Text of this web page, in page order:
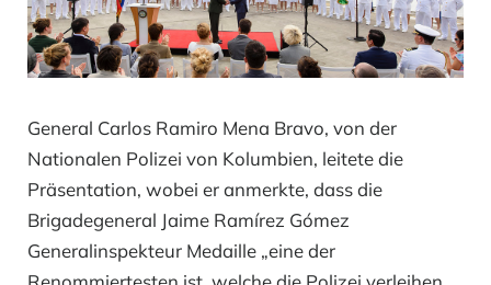
General Carlos Ramiro Mena Bravo, von der
Nationalen Polizei von Kolumbien, leitete die
Präsentation, wobei er anmerkte, dass die
Brigadegeneral Jaime Ramírez Gómez
Generalinspekteur Medaille „eine der